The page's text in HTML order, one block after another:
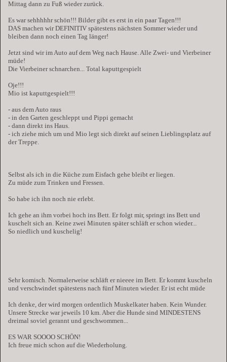
Mittag dann zu Fuß wieder zurück.
Es war sehhhhhr schön!!! Bilder gibt es erst in ein paar Tagen!!!
DAS machen wir DEFINITIV spätestens nächsten Sommer wieder und
bleiben dann noch einen Tag länger!
Jetzt sind wir im Auto auf dem Weg nach Hause. Alle Zwei- und Vierbeiner
müde!
Die Vierbeiner schnarchen... Total kaputtgespielt
Oje!!!
Mio ist kaputtgespielt!!!
- aus dem Auto raus
- in den Garten geschleppt und Pippi gemacht
- dann direkt ins Haus.
- ich ziehe mich um und Mio legt sich direkt auf seinen Lieblingsplatz auf
der Treppe.
Selbst als ich in die Küche zum Eisfach gehe bleibt er liegen.
Zu müde zum Trinken und Fressen.
So habe ich ihn noch nie erlebt.
Ich gehe an ihm vorbei hoch ins Bett. Er folgt mir, springt ins Bett und
kuschelt sich an. Keine zwei Minuten später schläft er schon wieder...
So niedlich und kuschelig!
Sehr komisch. Normalerweise schläft er nieeee im Bett. Er kommt kuscheln
und verschwindet spätestens nach fünf Minuten wieder. Er ist echt müde
Ich denke, der wird morgen ordentlich Muskelkater haben. Kein Wunder.
Unsere Strecke war jeweils 10 km. Aber die Hunde sind MINDESTENS
dreimal soviel gerannt und geschwommen...
ES WAR SOOOO SCHÖN!
Ich freue mich schon auf die Wiederholung.